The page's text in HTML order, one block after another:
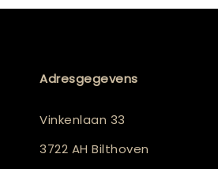
Adresgegevens
Vinkenlaan 33
3722 AH Bilthoven